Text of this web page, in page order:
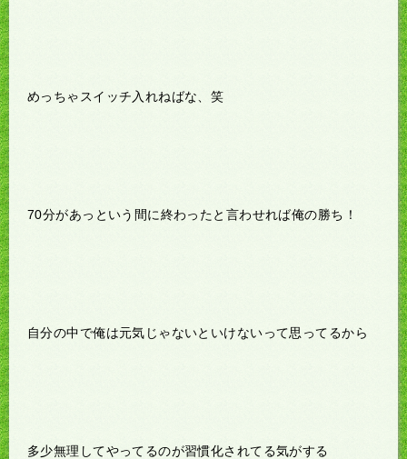
めっちゃスイッチ入れねばな、笑
70分があっという間に終わったと言わせれば俺の勝ち！
自分の中で俺は元気じゃないといけないって思ってるから
多少無理してやってるのが習慣化されてる気がする